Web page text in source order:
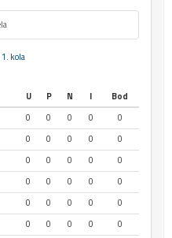
1. kola
U P N I
Bod
0 0 0 0
0
0 0 0 0
0
0 0 0 0
0
0 0 0 0
0
0 0 0 0
0
0 0 0 0
0